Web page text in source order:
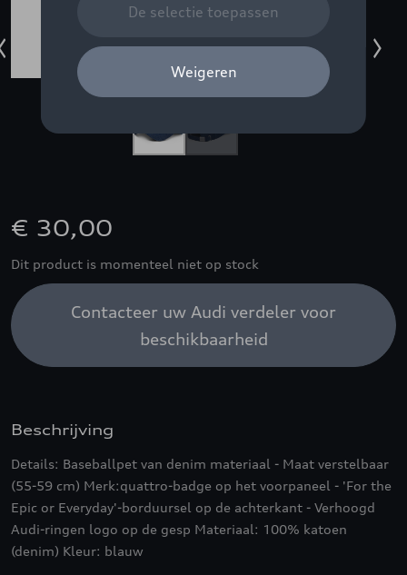
€ 30,00
Dit product is momenteel niet op stock
Contacteer uw Audi verdeler voor
beschikbaarheid
Beschrijving
Details: Baseballpet van denim materiaal - Maat verstelbaar
(55-59 cm) Merk:quattro-badge op het voorpaneel - 'For the
Epic or Everyday'-borduursel op de achterkant - Verhoogd
Audi-ringen logo op de gesp Materiaal: 100% katoen
(denim) Kleur: blauw